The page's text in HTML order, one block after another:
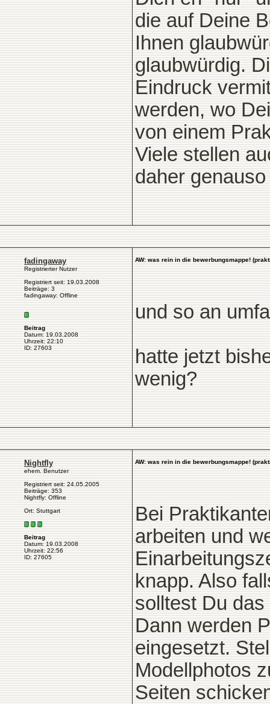
die auf Deine
Ihnen
glaubwürdig.
Eindruck
werden, wo
von einem
Viele stellen
daher
fadingaway
Registrierter Nutzer
Registriert seit: 19.03.2008
Beiträge: 3
fadingaway: Offline
Beitrag
Datum: 19.03.2008
Uhrzeit: 22:10
ID: 27603
AW: was rein in die bewerbungsmappe!
und so an
hatte jetzt
wenig?
Nightfly
ehem. Benutzer
Registriert seit: 24.05.2005
Beiträge: 353
Nightfly: Offline
Ort: Stuttgart
Beitrag
Datum: 19.03.2008
Uhrzeit: 22:56
ID: 27605
AW: was rein in die bewerbungsmappe!
Bei
arbeiten und
knapp. Also
solltest Du
Dann werden
eingesetzt.
Modellphotos
Seiten